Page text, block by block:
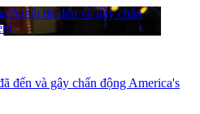
đến và gây chấn động America's